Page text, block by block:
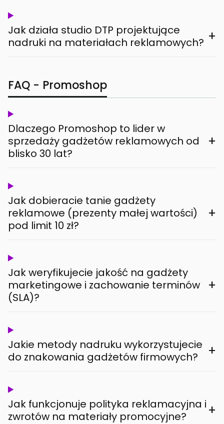
Jak działa studio DTP projektujące
nadruki na materiałach reklamowych? +
FAQ - Promoshop
Dlaczego Promoshop to lider w
sprzedaży gadżetów reklamowych od
blisko 30 lat?
+
Jak dobieracie tanie gadżety
reklamowe (prezenty małej wartości)
pod limit 10 zł?
+
Jak weryfikujecie jakość na gadżety
marketingowe i zachowanie terminów
(SLA)?
+
Jakie metody nadruku wykorzystujecie
do znakowania gadżetów firmowych?
+
Jak funkcjonuje polityka reklamacyjna i
zwrotów na materiały promocyjne?
+